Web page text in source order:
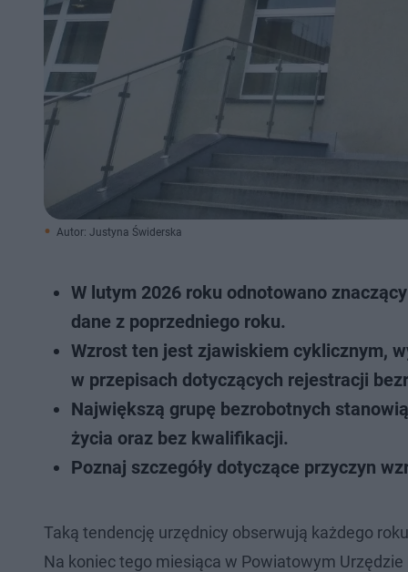
Autor: Justyna Świderska
W lutym 2026 roku odnotowano
dane z poprzedniego roku.
Wzrost ten jest zjawiskiem cyklicznym,
w przepisach dotyczących rejestracji
Największą grupę bezrobotnych
życia oraz bez kwalifikacji.
Poznaj szczegóły dotyczące przyczyn
Taką tendencję urzędnicy obserwują każdego
Na koniec tego miesiąca w Powiatowym